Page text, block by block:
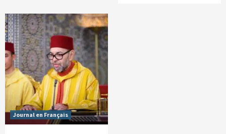
Journal en Français